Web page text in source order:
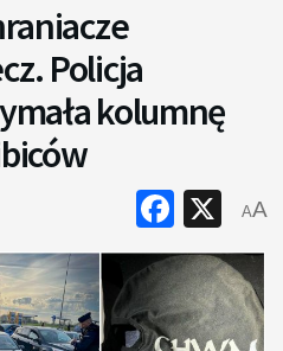
Policja
kolumnę
X
AA